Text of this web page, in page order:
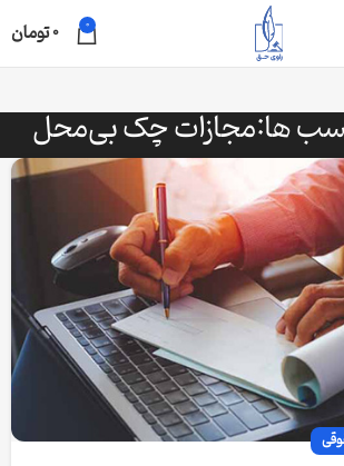
0
0تومان
ها:مجازات چک بی‌محل